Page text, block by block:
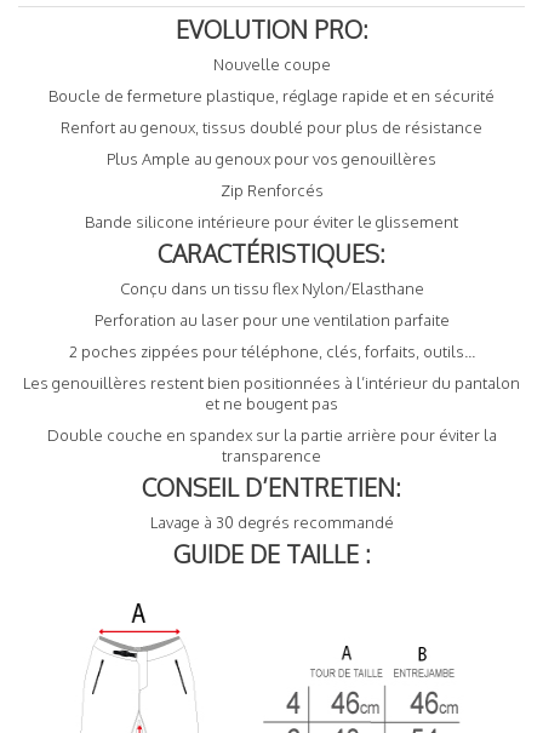
EVOLUTION PRO:
Nouvelle coupe
Boucle de fermeture plastique, réglage rapide et en sécurité
Renfort au genoux, tissus doublé pour plus de résistance
Plus Ample au genoux pour vos genouillères
Zip Renforcés
Bande silicone intérieure pour éviter le glissement
CARACTÉRISTIQUES:
Conçu dans un tissu flex Nylon/Elasthane
Perforation au laser pour une ventilation parfaite
2 poches zippées pour téléphone, clés, forfaits, outils...
Les genouillères restent bien positionnées à l’intérieur du pantalon
et ne bougent pas
Double couche en spandex sur la partie arrière pour éviter la
transparence
CONSEIL D’ENTRETIEN:
Lavage à 30 degrés recommandé
GUIDE DE TAILLE :